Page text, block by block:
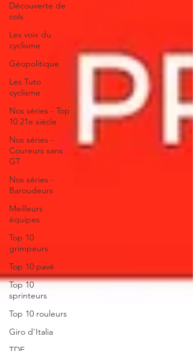
Découverte de
cols
Les voix du
cyclisme
Géopolitique
Les Tuto
cyclisme
Nos séries - Top
10 21e siècle
Nos séries -
Coureurs sans
GT
Nos séries -
Baroudeurs
Meilleurs
équipes
Top 10
grimpeurs
Top 10 pavé
Top 10
sprinteurs
Top 10 rouleurs
Giro d'Italia